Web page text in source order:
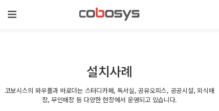
설치사례
코보시스의 와우플과 바로더는 스터디카페, 독서실, 공유오피스, 공공시설, 외식매
장, 무인매장 등 다양한 현장에서 운영되고 있습니다.